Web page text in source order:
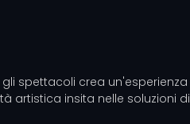
spettacoli crea un'esperienza
artistica insita nelle soluzioni di